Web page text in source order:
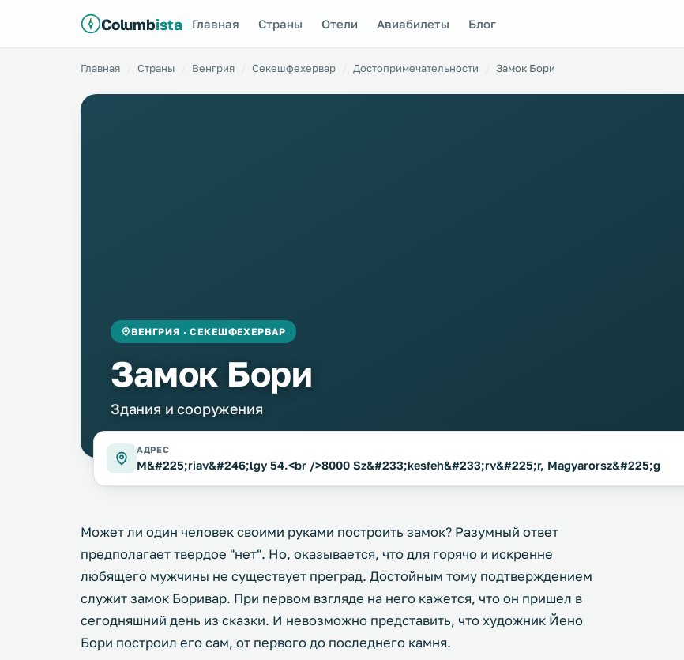
Columbista Главная Страны Отели Авиабилеты Блог
Главная Страны Венгрия Секешфехервар Достопримечательности Замок Бори
ВЕНГРИЯ · СЕКЕШФЕХЕРВАР
Замок Бори
Здания и сооружения
АДРЕС
M&#225;riav&#246;lgy 54.<br />8000 Sz&#233;kesfeh&#233;rv&#225;r, Magyarorsz&#225;g
Может ли один человек своими руками построить замок? Разумный ответ
предполагает твердое "нет". Но, оказывается, что для горячо и искренне
любящего мужчины не существует преград. Достойным тому подтверждением
служит замок Боривар. При первом взгляде на него кажется, что он пришел в
сегодняшний день из сказки. И невозможно представить, что художник Йено
Бори построил его сам, от первого до последнего камня.